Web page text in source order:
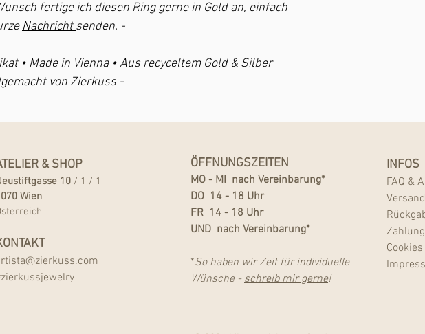
fertige ich diesen Ring gerne in Gold an, einfach
Nachrichtsenden. -
• Made in Vienna • Aus recyceltem Gold & Silber
von Zierkuss -
& SHOP
10 / 1 / 1
Wien
ÖFFNUNGSZEITEN
MO - MI nach Vereinbarung*
DO 14 - 18 Uhr
FR 14 - 18 Uhr
UND nach Vereinbarung*
*So haben wirZeit für individuelle
Wünsche -schreib mir gerne!
INFOS
FAQ &
Versand
Cookies